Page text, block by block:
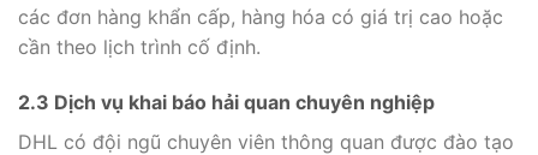
các đơn hàng khẩn cấp, hàng hóa có giá trị cao hoặc
cần theo lịch trình cố định.
2.3 Dịch vụ khai báo hải quan chuyên nghiệp
DHL có đội ngũ chuyên viên thông quan được đào tạo